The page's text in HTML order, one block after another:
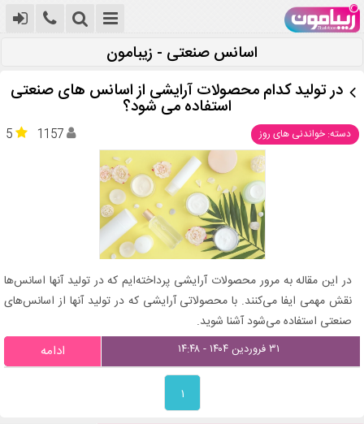
اسانس صنعتی - زیبامون
در تولید کدام محصولات آرایشی از اسانس‌ های صنعتی
استفاده می‌ شود؟
دسته: خواندنی های روز 5 1157
در این مقاله به مرور محصولات آرایشی پرداخته‌ایم که در تولید آنها اسانس‌ها
نقش مهمی ایفا می‌کنند. با محصولاتی آرایشی که در تولید آنها از اسانس‌های
صنعتی استفاده می‌شود آشنا شوید.
۳۱ فروردین ۱۴۰۴ - ۱۴:۴۸ ادامه
۱